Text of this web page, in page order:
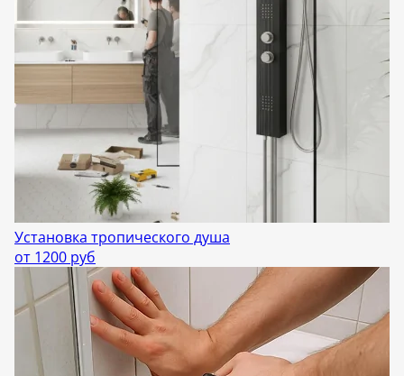
Установка тропического душа
от 1200 руб